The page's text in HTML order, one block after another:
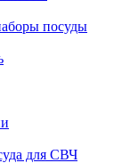
посуды
для СВЧ